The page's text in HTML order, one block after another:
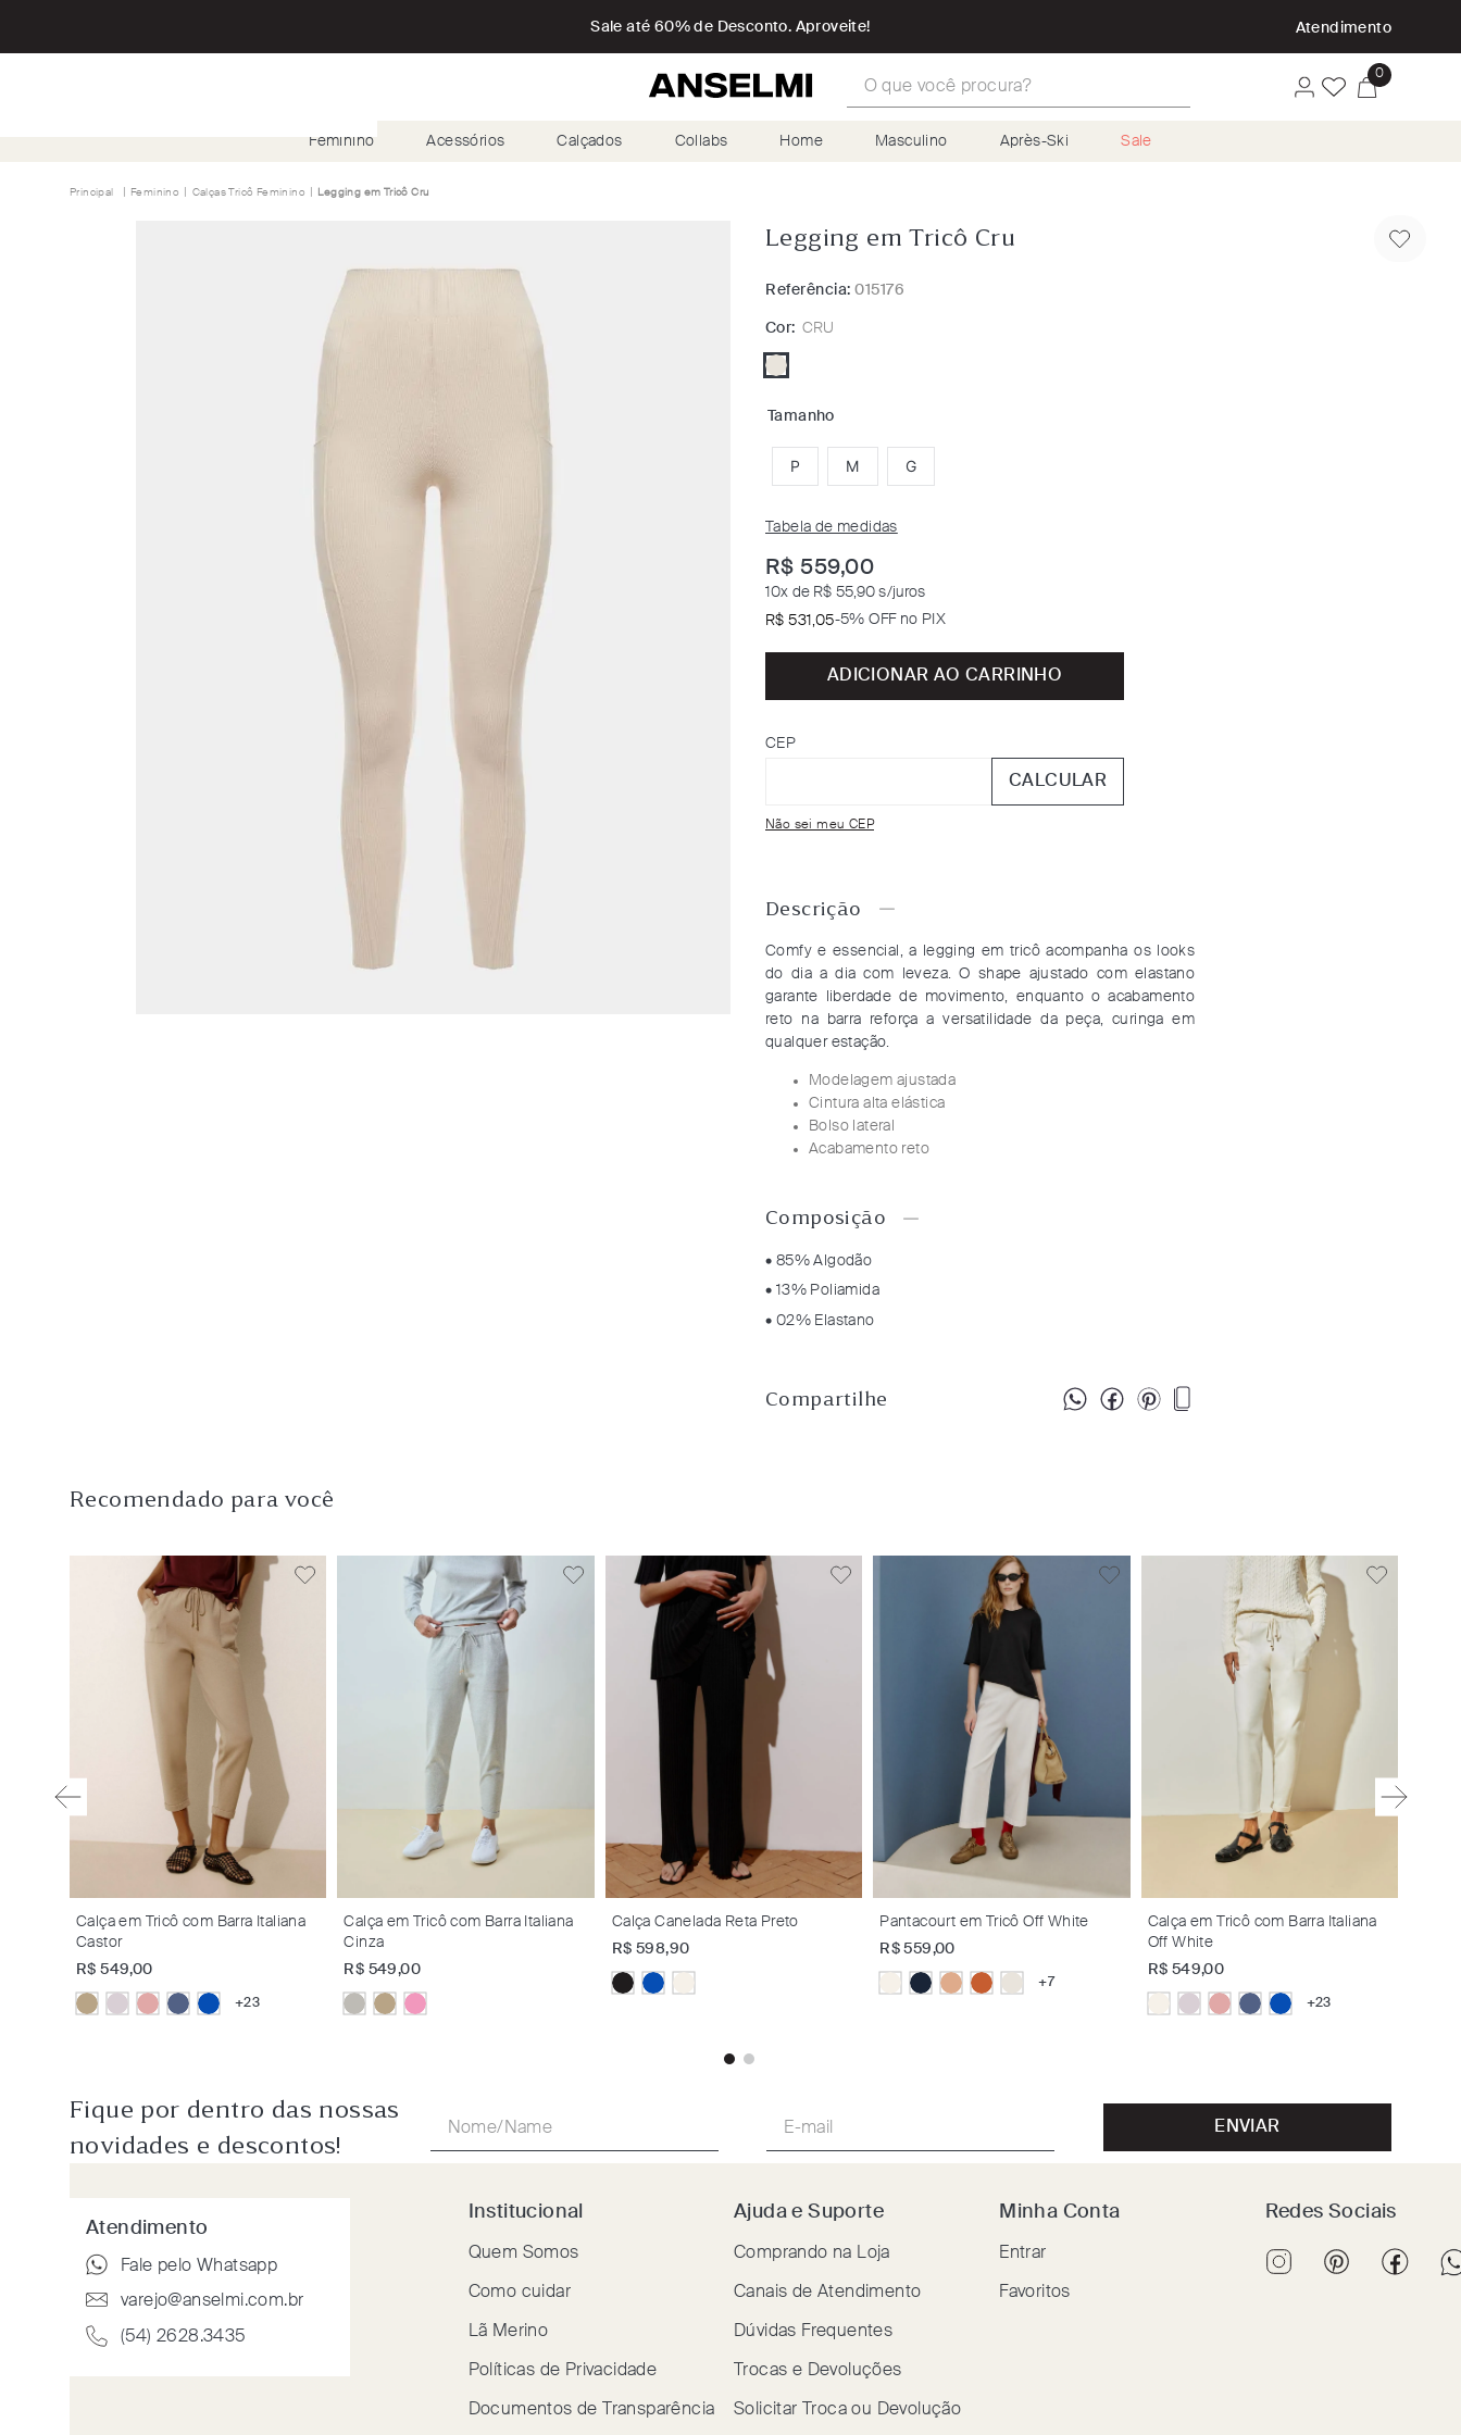
Sale até 60% de Desconto. Aproveite! Atendimento
0
Feminino Acessórios Calçados Collabs Home Masculino Après-Ski Sale
Feminino Calças Tricô Feminino Legging em Tricô Cru
Legging em Tricô Cru
Referência: 015176
Cor: CRU
Tamanho
P M G
Tabela de medidas
R$ 559,00
10x de R$ 55,90 s/juros
R$ 531,05-5% OFF no PIX
ADICIONAR AO CARRINHO
CEP
Não sei meu CEP
CALCULAR
Descrição
Comfy e essencial, a legging em tricô acompanha os looks
do dia a dia com leveza. O shape ajustado com elastano
garante liberdade de movimento, enquanto o acabamento
reto na barra reforça a versatilidade da peça, curinga em
qualquer estação.
Modelagem ajustada
Cintura alta elástica
Bolso lateral
Acabamento reto
Composição
• 85% Algodão
• 13% Poliamida
• 02% Elastano
Compartilhe
Recomendado para você
Calça em Tricô com Barra Italiana
Castor
R$ 549,00
+23
Calça em Tricô com Barra Italiana
Cinza
R$ 549,00
Calça Canelada Reta Preto
R$ 598,90
Pantacourt em Tricô Off White
R$ 559,00
+7
Calça em Tricô com Barra Italiana
Off White
R$ 549,00
+23
Fique por dentro das nossas
novidades e descontos!
ENVIAR
Atendimento
Fale pelo Whatsapp
varejo@anselmi.com.br
(54) 2628.3435
Institucional
Quem Somos
Como cuidar
Lã Merino
Políticas de Privacidade
Documentos de Transparência
Ajuda e Suporte
Comprando na Loja
Canais de Atendimento
Dúvidas Frequentes
Trocas e Devoluções
Solicitar Troca ou Devolução
Minha Conta
Entrar
Favoritos
Redes Sociais